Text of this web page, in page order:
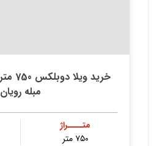
مبله رویان
متــــراژ
۷۵۰ متر